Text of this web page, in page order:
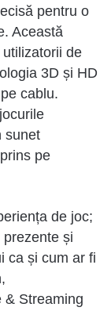
pentru o
Această
de
3D și HD
cablu.
sunet
pe
de joc;
și
ca și cum ar fi
& Streaming